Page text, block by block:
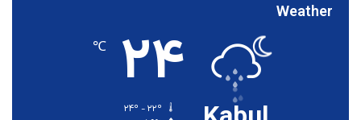
Weather
۲۴ ℃